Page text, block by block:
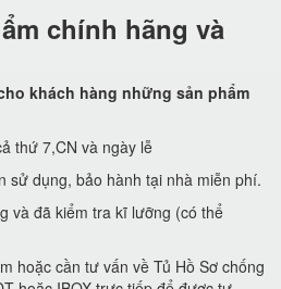
chính hãng và
khách hàng những sản phẩm
thứ 7,CN và ngày lễ
dụng, bảo hành tại nhà miễn phí.
và đã kiểm tra kĩ lưỡng (có thể
hoặc cần tư vấn về Tủ Hồ Sơ chống